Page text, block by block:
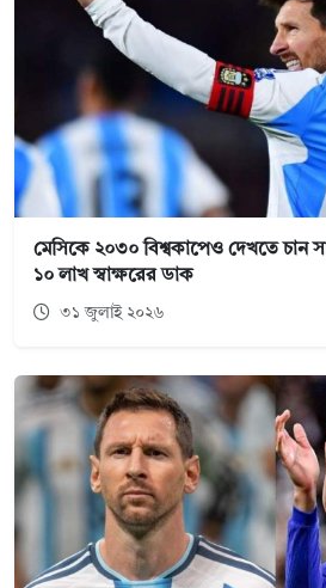
মেসিকে ২০৩০ বিশ্বকাপেও দেখতে চান
১০ লাখ স্বাক্ষরের ডাক
৩১ জুলাই ২০২৬